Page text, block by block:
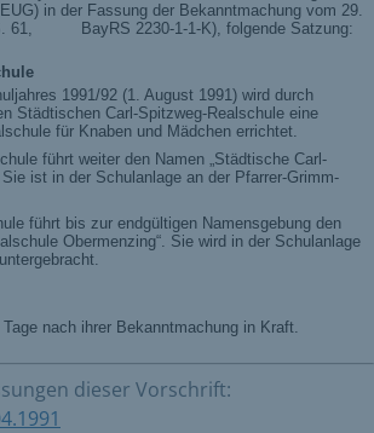
dieser Vorschrift: